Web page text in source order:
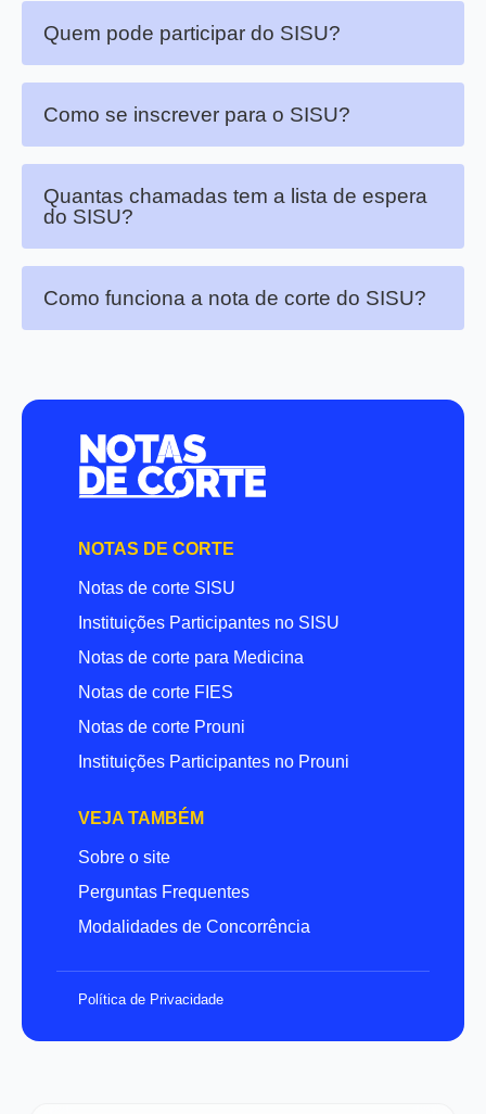
Quem pode participar do SISU?
Como se inscrever para o SISU?
Quantas chamadas tem a lista de espera
do SISU?
Como funciona a nota de corte do SISU?
NOTAS DE CORTE
Notas de corte SISU
Instituições Participantes no SISU
Notas de corte para Medicina
Notas de corte FIES
Notas de corte Prouni
Instituições Participantes no Prouni
VEJA TAMBÉM
Sobre o site
Perguntas Frequentes
Modalidades de Concorrência
Política de Privacidade